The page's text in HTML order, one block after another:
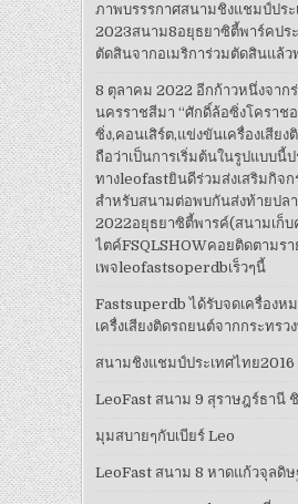
ภาพบรรรกาศสนามชิงแชมป์ปร
2023สนาม8อยุธยาซิตี้พาร์คประ
ตัดสินจากอเมริการ่วมตัดสินแล้
8 ตุลาคม 2022 อีกก้าวหนึ่งจาก
นครราชสีมา “ศักดิ์ล้อซิ่งโคราช
ซิ่ง,คอนเสิร์ต,แข่งขันเครื่องเสีย
ถือว่าเป็นการเริ่มต้นในรูปแบบนี้
ทางleofastยินดีร่วมส่งเสริมกิจ
สำหรับสนามต่อพบกันส่งท้ายปล
2022อยุธยาซิตี้พารค์(สนามเก็บ
ไตค์FSQLSHOWคอยติดตามรา
เพจleofastsoperdbเร็วๆนี้
Fastsuperdb ได้รับจดเครื่องห
เครื่งเสียงติดรถยนต์จากกระทร
สนามชิงแชมป์ประเทศไทย2016
LeoFast สนาม 9 สุราษฎร์ธานี
มุมสบายๆกับเบียร์ Leo
LeoFast สนาม 8 หาดแก้วจุลดิษ